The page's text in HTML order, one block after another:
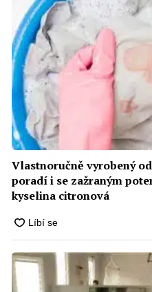
Vlastnoručně vyrobený
poradí i se zažraným
kyselina citronová